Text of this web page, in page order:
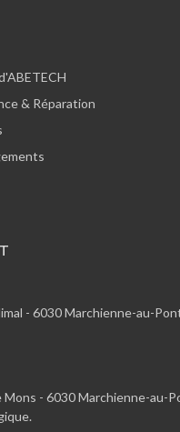
& Réparation
- 6030 Marchienne-au-
Mons - 6030 Marchienne-au-